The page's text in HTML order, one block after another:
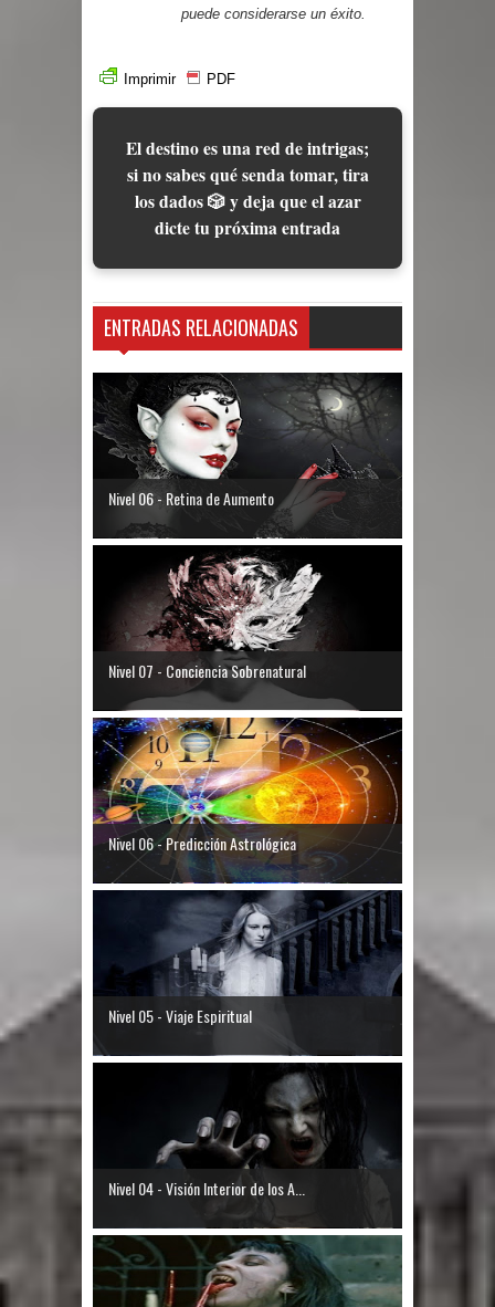
puede considerarse un éxito.
Imprimir PDF
El destino es una red de intrigas;
si no sabes qué senda tomar, tira
los dados 🎲 y deja que el azar
dicte tu próxima entrada
ENTRADAS RELACIONADAS
Nivel 06 - Retina de Aumento
Nivel 07 - Conciencia Sobrenatural
Nivel 06 - Predicción Astrológica
Nivel 05 - Viaje Espiritual
Nivel 04 - Visión Interior de los A...